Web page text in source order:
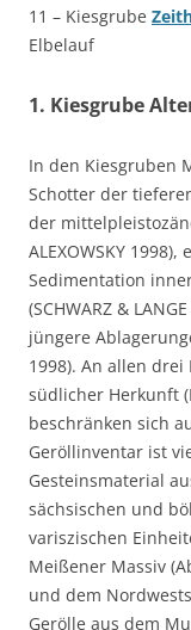
11 – Kiesgrube
Elbelauf
1. Kiesgrube
In den Kiesgruben
Schotter der
der
ALEXOWSKY
Sedimentation
(SCHWARZ &
jüngere
1998). An allen
südlicher Herkunft
beschränken sich
Geröllinventar ist
Gesteinsmaterial
sächsischen und
variszischen
Meißener Massiv
und dem
Gerölle aus dem